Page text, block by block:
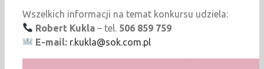
Wszelkich informacji na temat konkursu udziela:
Robert Kukla – tel. 506 859 759
E-mail: r.kukla@sok.com.pl